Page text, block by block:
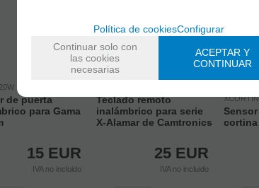
de puerta
para Gama
15 EUR
IVA no incluido
Teclado remoto
inalámbrico para serie
X-Alamar de Camtronics
25 EUR
IVA no incluido
cortina
Política de cookiesConfigurar
Continuar solo con
las cookies
necesarias
ACEPTAR Y
CONTINUAR